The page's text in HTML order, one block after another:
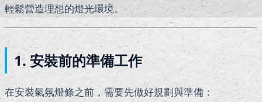
輕鬆營造理想的燈光環境。
1. 安裝前的準備工作
在安裝氣氛燈條之前，需要先做好規劃與準備：